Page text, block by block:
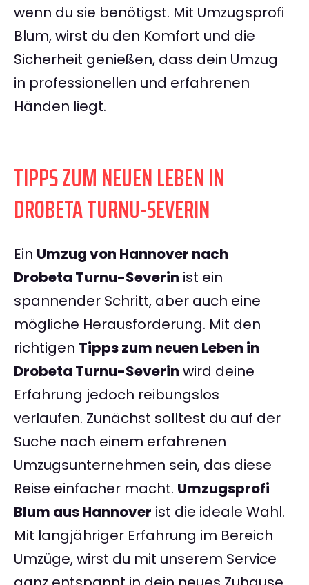
wenn du sie benötigst. Mit Umzugsprofi
Blum, wirst du den Komfort und die
Sicherheit genießen, dass dein Umzug
in professionellen und erfahrenen
Händen liegt.
TIPPS ZUM NEUEN LEBEN IN
DROBETA TURNU-SEVERIN
Ein Umzug von Hannover nach
Drobeta Turnu-Severin ist ein
spannender Schritt, aber auch eine
mögliche Herausforderung. Mit den
richtigen Tipps zum neuen Leben in
Drobeta Turnu-Severin wird deine
Erfahrung jedoch reibungslos
verlaufen. Zunächst solltest du auf der
Suche nach einem erfahrenen
Umzugsunternehmen sein, das diese
Reise einfacher macht. Umzugsprofi
Blum aus Hannover ist die ideale Wahl.
Mit langjähriger Erfahrung im Bereich
Umzüge, wirst du mit unserem Service